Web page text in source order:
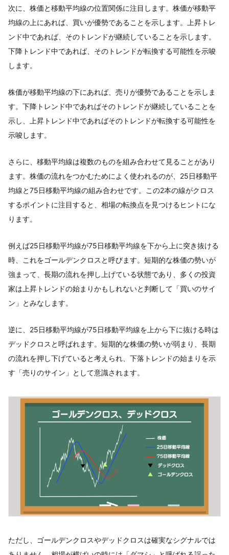
次に、株価と移動平均線の位置関係に注目します。株価が移動平
均線の上にあれば、買いが優勢であることを示します。上昇トレ
ンド中であれば、そのトレンドが継続していることを示します。
下降トレンド中であれば、そのトレンドが転換する可能性を示唆
します。
株価が移動平均線の下にあれば、売りが優勢であることを示しま
す。下降トレンド中であればそのトレンドが継続していることを
示し、上昇トレンド中であればそのトレンドが転換する可能性を
示唆します。
さらに、移動平均線は複数のものを組み合わせて見ることがあり
ます。株価の流れをつかむためによく使われるのが、25日移動平
均線と75日移動平均線の組み合わせです。この2本の線がクロス
するポイントに注目すると、相場の転換点を見つけるヒントにな
ります。
例えば25日移動平均線が75日移動平均線を下から上に突き抜ける
時、これをゴールデンクロスと呼びます。短期的な株価の勢いが
強まって、長期の流れを押し上げている状態であり、多くの投資
家は上昇トレンドの始まりかもしれないと判断して「買いのサイ
ン」とみなします。
逆に、25日移動平均線が75日移動平均線を上から下に抜ける時は
デッドクロスと呼ばれます。短期的な株価の勢いが弱まり、長期
の流れを押し下げていると考えられ、下落トレンドの始まりを示
す「売りのサイン」として意識されます。
ただし、ゴールデンクロスやデッドクロスは確実なシグナルでは